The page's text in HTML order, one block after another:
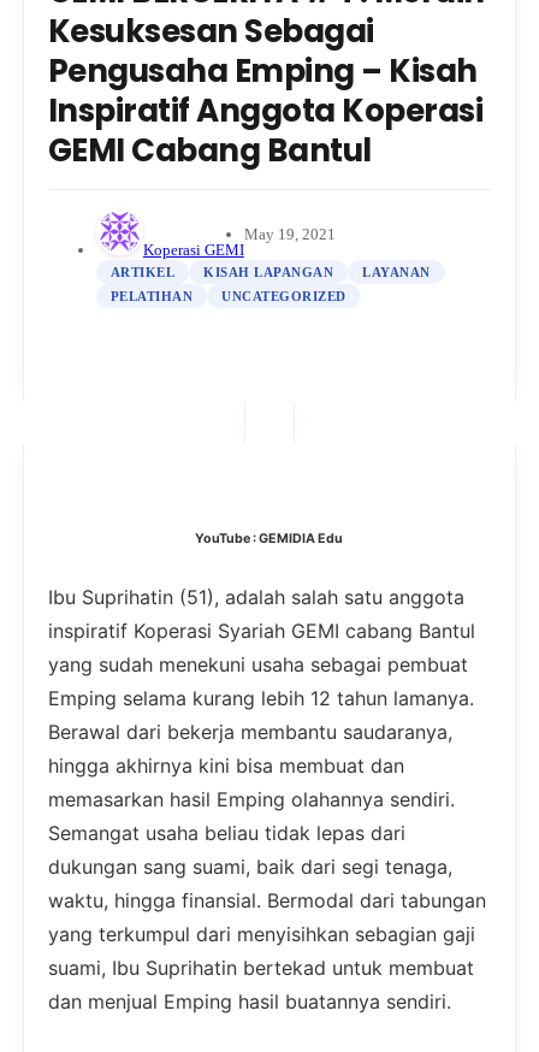
Kesuksesan Sebagai
Pengusaha Emping – Kisah
Inspiratif Anggota Koperasi
GEMI Cabang Bantul
Koperasi GEMI
May 19, 2021
ARTIKEL KISAH LAPANGAN
LAYANAN
PELATIHAN
UNCATEGORIZED
YouTube : GEMIDIA Edu
Ibu Suprihatin (51), adalah salah satu anggota
inspiratif Koperasi Syariah GEMI cabang Bantul
yang sudah menekuni usaha sebagai pembuat
Emping selama kurang lebih 12 tahun lamanya.
Berawal dari bekerja membantu saudaranya,
hingga akhirnya kini bisa membuat dan
memasarkan hasil Emping olahannya sendiri.
Semangat usaha beliau tidak lepas dari
dukungan sang suami, baik dari segi tenaga,
waktu, hingga finansial. Bermodal dari tabungan
yang terkumpul dari menyisihkan sebagian gaji
suami, Ibu Suprihatin bertekad untuk membuat
dan menjual Emping hasil buatannya sendiri.